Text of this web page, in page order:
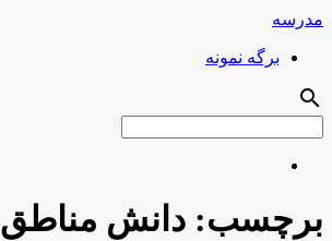
مدرسه
برگه نمونه
search
برچسب: دانش مناطق